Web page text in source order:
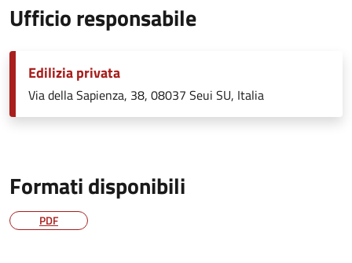
Ufficio responsabile
Edilizia privata
Via della Sapienza, 38, 08037 Seui SU, Italia
Formati disponibili
PDF